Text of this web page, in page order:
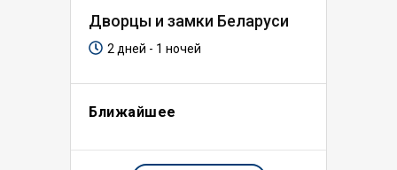
Дворцы и замки Беларуси
2 дней - 1 ночей
Ближайшее